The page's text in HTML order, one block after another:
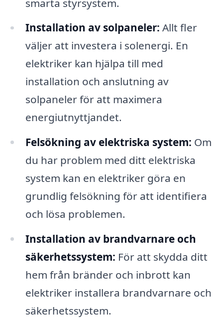
smarta styrsystem.
Installation av solpaneler: Allt fler
väljer att investera i solenergi. En
elektriker kan hjälpa till med
installation och anslutning av
solpaneler för att maximera
energiutnyttjandet.
Felsökning av elektriska system: Om
du har problem med ditt elektriska
system kan en elektriker göra en
grundlig felsökning för att identifiera
och lösa problemen.
Installation av brandvarnare och
säkerhetssystem: För att skydda ditt
hem från bränder och inbrott kan
elektriker installera brandvarnare och
säkerhetssystem.